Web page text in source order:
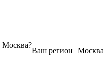
Москва
Ваш регион
Москва?